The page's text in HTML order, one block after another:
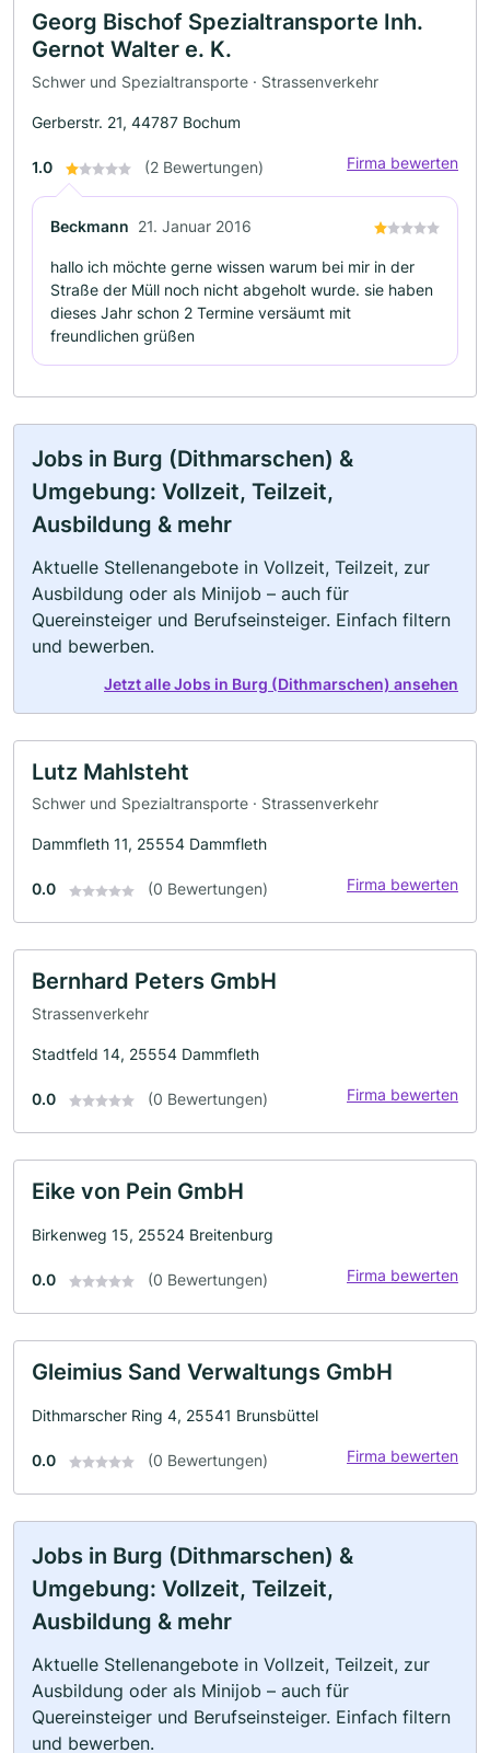
Georg Bischof Spezialtransporte Inh.
Gernot Walter e. K.
Schwer und Spezialtransporte · Strassenverkehr
Gerberstr. 21, 44787 Bochum
1.0 (2 Bewertungen) Firma bewerten
Beckmann 21. Januar 2016
hallo ich möchte gerne wissen warum bei mir in der
Straße der Müll noch nicht abgeholt wurde. sie haben
dieses Jahr schon 2 Termine versäumt mit
freundlichen grüßen
Jobs in Burg (Dithmarschen) &
Umgebung: Vollzeit, Teilzeit,
Ausbildung & mehr
Aktuelle Stellenangebote in Vollzeit, Teilzeit, zur
Ausbildung oder als Minijob – auch für
Quereinsteiger und Berufseinsteiger. Einfach filtern
und bewerben.
Jetzt alle Jobs in Burg (Dithmarschen) ansehen
Lutz Mahlsteht
Schwer und Spezialtransporte · Strassenverkehr
Dammfleth 11, 25554 Dammfleth
0.0 (0 Bewertungen) Firma bewerten
Bernhard Peters GmbH
Strassenverkehr
Stadtfeld 14, 25554 Dammfleth
0.0 (0 Bewertungen) Firma bewerten
Eike von Pein GmbH
Birkenweg 15, 25524 Breitenburg
0.0 (0 Bewertungen) Firma bewerten
Gleimius Sand Verwaltungs GmbH
Dithmarscher Ring 4, 25541 Brunsbüttel
0.0 (0 Bewertungen) Firma bewerten
Jobs in Burg (Dithmarschen) &
Umgebung: Vollzeit, Teilzeit,
Ausbildung & mehr
Aktuelle Stellenangebote in Vollzeit, Teilzeit, zur
Ausbildung oder als Minijob – auch für
Quereinsteiger und Berufseinsteiger. Einfach filtern
und bewerben.